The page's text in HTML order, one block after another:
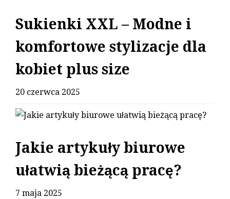
Sukienki XXL – Modne i
komfortowe stylizacje dla
kobiet plus size
20 czerwca 2025
Jakie artykuły biurowe
ułatwią bieżącą pracę?
7 maja 2025